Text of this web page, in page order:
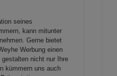
seines
kann mitunter
Gerne bietet
Werbung einen
gestalten nicht nur Ihre
kümmern uns auch